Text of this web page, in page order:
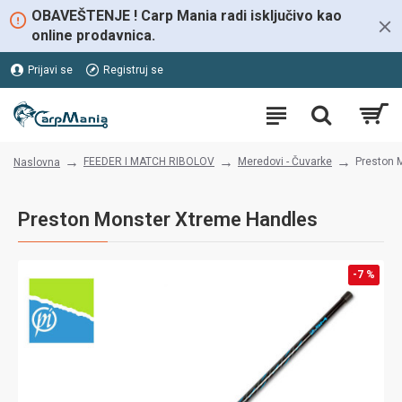
OBAVEŠTENJE ! Carp Mania radi isključivo kao
online prodavnica.
Prijavi se Registruj se
Naslovna FEEDER I MATCH RIBOLOV Meredovi - Čuvarke Preston
Preston Monster Xtreme Handles
-7 %